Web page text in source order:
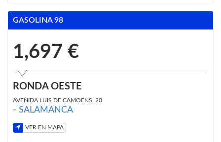
GASOLINA 98
1,697 €
RONDA OESTE
AVENIDA LUIS DE CAMOENS, 20
- SALAMANCA
VER EN MAPA